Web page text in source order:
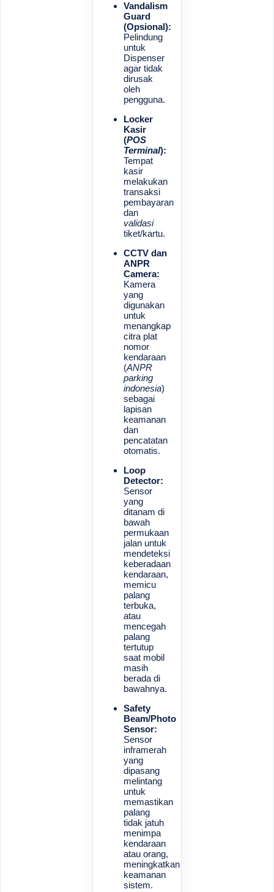
Vandalism
Guard
(Opsional):
Pelindung
untuk
Dispenser
agar tidak
dirusak
oleh
pengguna.
Locker
Kasir
(POS
Terminal):
Tempat
kasir
melakukan
transaksi
pembayaran
dan
validasi
tiket/kartu.
CCTV dan
ANPR
Camera:
Kamera
yang
digunakan
untuk
menangkap
citra plat
nomor
kendaraan
(ANPR
parking
indonesia)
sebagai
lapisan
keamanan
dan
pencatatan
otomatis.
Loop
Detector:
Sensor
yang
ditanam di
bawah
permukaan
jalan untuk
mendeteksi
keberadaan
kendaraan,
memicu
palang
terbuka,
atau
mencegah
palang
tertutup
saat mobil
masih
berada di
bawahnya.
Safety
Beam/Photo
Sensor:
Sensor
inframerah
yang
dipasang
melintang
untuk
memastikan
palang
tidak jatuh
menimpa
kendaraan
atau orang,
meningkatkan
keamanan
sistem.